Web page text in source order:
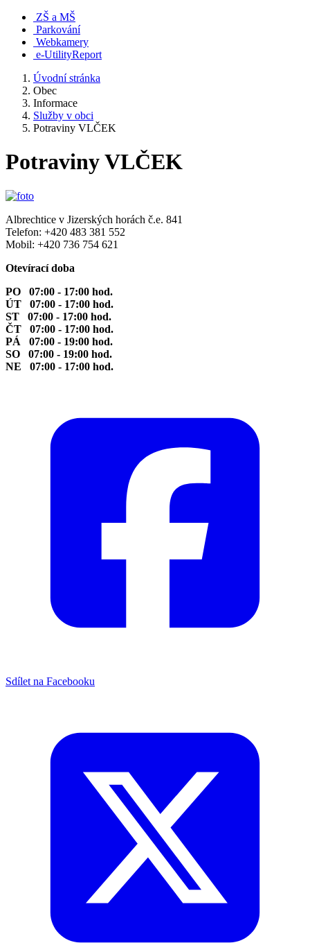
ZŠ a MŠ
Parkování
Webkamery
e-UtilityReport
Úvodní stránka
Obec
Informace
Služby v obci
Potraviny VLČEK
Potraviny VLČEK
Albrechtice v Jizerských horách č.e. 841
Telefon: +420 483 381 552
Mobil: +420 736 754 621
Otevírací doba
PO 07:00 - 17:00 hod.
ÚT 07:00 - 17:00 hod.
ST 07:00 - 17:00 hod.
ČT 07:00 - 17:00 hod.
PÁ 07:00 - 19:00 hod.
SO 07:00 - 19:00 hod.
NE 07:00 - 17:00 hod.
Sdílet na Facebooku